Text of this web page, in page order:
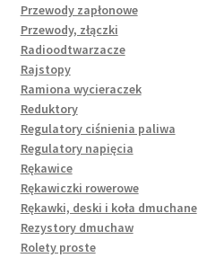
Przewody zapłonowe
Przewody, złączki
Radioodtwarzacze
Rajstopy
Ramiona wycieraczek
Reduktory
Regulatory ciśnienia paliwa
Regulatory napięcia
Rękawice
Rękawiczki rowerowe
Rękawki, deski i koła dmuchane
Rezystory dmuchaw
Rolety proste